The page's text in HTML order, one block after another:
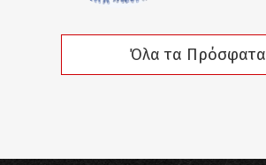
Όλα τα Πρόσφατα